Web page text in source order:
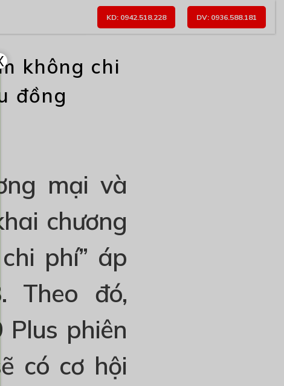
KD: 0942.518.228 DV: 0936.588.181
không chi
đồng
mại và
chương
phí” áp
Theo đó,
phiên
có cơ hội